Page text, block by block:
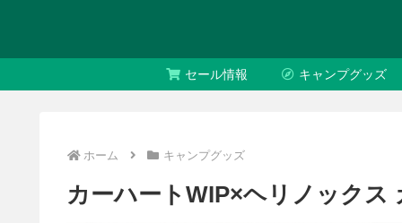
セール情報 キャンプグッズ
ホーム キャンプグッズ
カーハートWIP×ヘリノック